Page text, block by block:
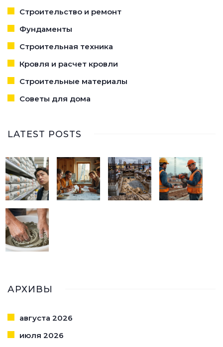
Строительство и ремонт
Фундаменты
Строительная техника
Кровля и расчет кровли
Строительные материалы
Советы для дома
LATEST POSTS
АРХИВЫ
августа 2026
июля 2026